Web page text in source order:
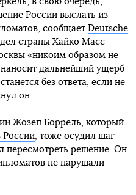
России выслать из
сообщает Deutsche
страны Хайко Масс
«никоим образом не
дальнейший ущерб
без ответа, если не
он.
Жозеп Боррель, который
России , тоже осудил шаг
пересмотреть решение. Он
не нарушали